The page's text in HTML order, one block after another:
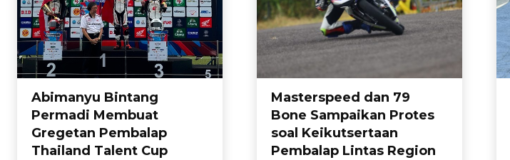
Abimanyu Bintang
Permadi Membuat
Gregetan Pembalap
Thailand Talent Cup
Masterspeed dan 79
Bone Sampaikan Protes
soal Keikutsertaan
Pembalap Lintas Region